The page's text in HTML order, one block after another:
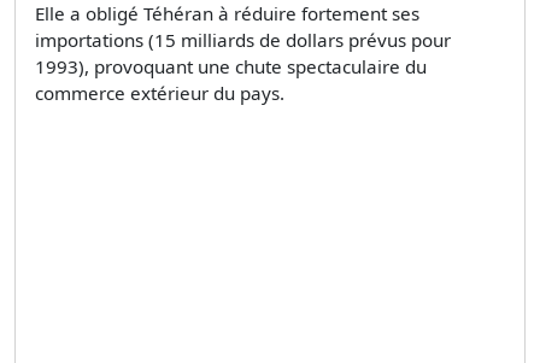
Elle a obligé Téhéran à réduire fortement ses
importations (15 milliards de dollars prévus pour
1993), provoquant une chute spectaculaire du
commerce extérieur du pays.